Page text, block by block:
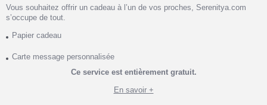
Vous souhaitez offrir un cadeau à l’un de vos proches, Serenitya.com
s’occupe de tout.
Papier cadeau
Carte message personnalisée
Ce service est entièrement gratuit.
En savoir +